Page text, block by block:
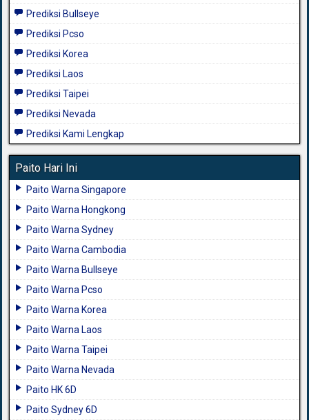
Prediksi Bullseye
Prediksi Pcso
Prediksi Korea
Prediksi Laos
Prediksi Taipei
Prediksi Nevada
Prediksi Kami Lengkap
Paito Hari Ini
Paito Warna Singapore
Paito Warna Hongkong
Paito Warna Sydney
Paito Warna Cambodia
Paito Warna Bullseye
Paito Warna Pcso
Paito Warna Korea
Paito Warna Laos
Paito Warna Taipei
Paito Warna Nevada
Paito HK 6D
Paito Sydney 6D